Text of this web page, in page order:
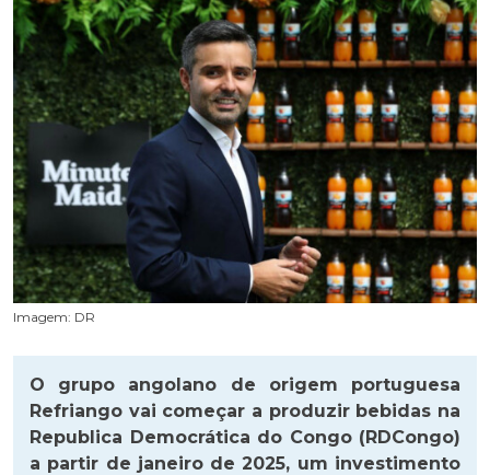
Imagem: DR
O grupo angolano de origem portuguesa
Refriango vai começar a produzir bebidas na
Republica Democrática do Congo (RDCongo)
a partir de janeiro de 2025, um investimento